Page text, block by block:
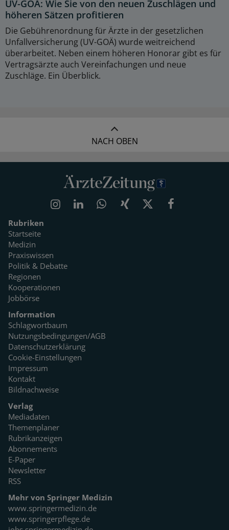
UV-GOÄ: Wie Sie von den neuen Zuschlägen und
höheren Sätzen profitieren
Die Gebührenordnung für Ärzte in der gesetzlichen
Unfallversicherung (UV-GOÄ) wurde weitreichend
überarbeitet. Neben einem höheren Honorar gibt es für
Vertragsärzte auch Vereinfachungen und neue
Zuschläge. Ein Überblick.
NACH OBEN
Rubriken
Startseite
Medizin
Praxiswissen
Politik & Debatte
Regionen
Kooperationen
Jobbörse
Information
Schlagwortbaum
Nutzungsbedingungen/AGB
Datenschutzerklärung
Cookie-Einstellungen
Impressum
Kontakt
Bildnachweise
Verlag
Mediadaten
Themenplaner
Rubrikanzeigen
Abonnements
E-Paper
Newsletter
RSS
Mehr von Springer Medizin
www.springermedizin.de
www.springerpflege.de